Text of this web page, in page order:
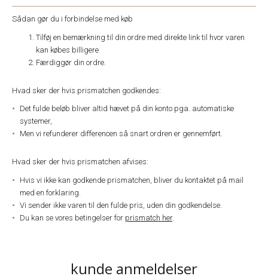
Sådan gør du i forbindelse med køb
Tilføj en bemærkning til din ordre med direkte link til hvor varen
kan købes billigere
Færdiggør din ordre.
Hvad sker der hvis prismatchen godkendes:
Det fulde beløb bliver altid hævet på din konto pga. automatiske
systemer,
Men vi refunderer differencen så snart ordren er gennemført.
Hvad sker der hvis prismatchen afvises:
Hvis vi ikke kan godkende prismatchen, bliver du kontaktet på mail
med en forklaring.
Vi sender ikke varen til den fulde pris, uden din godkendelse.
Du kan se vores betingelser for prismatch her.
kunde anmeldelser